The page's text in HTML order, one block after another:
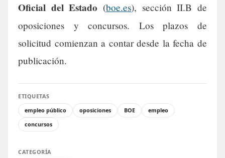
Oficial del Estado (boe.es), sección II.B de
oposiciones y concursos. Los plazos de
solicitud comienzan a contar desde la fecha de
publicación.
ETIQUETAS
empleo público
oposiciones BOE
empleo
concursos
CATEGORÍA